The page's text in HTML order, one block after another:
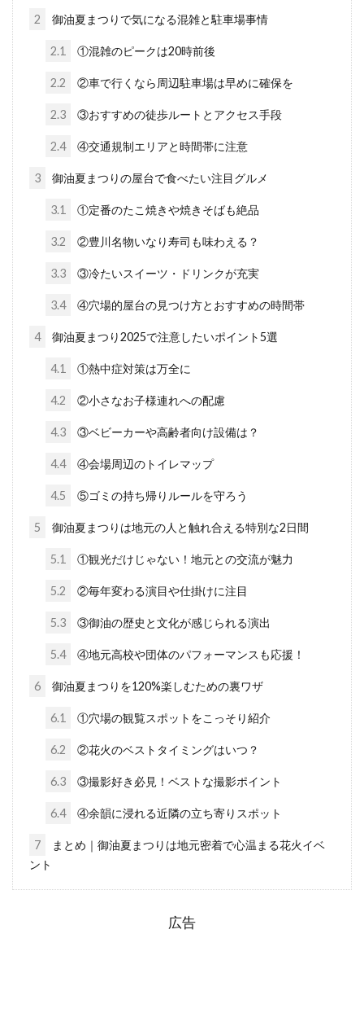
2 御油夏まつりで気になる混雑と駐車場事情
2.1 ①混雑のピークは20時前後
2.2 ②車で行くなら周辺駐車場は早めに確保を
2.3 ③おすすめの徒歩ルートとアクセス手段
2.4 ④交通規制エリアと時間帯に注意
3 御油夏まつりの屋台で食べたい注目グルメ
3.1 ①定番のたこ焼きや焼きそばも絶品
3.2 ②豊川名物いなり寿司も味わえる？
3.3 ③冷たいスイーツ・ドリンクが充実
3.4 ④穴場的屋台の見つけ方とおすすめの時間帯
4 御油夏まつり2025で注意したいポイント5選
4.1 ①熱中症対策は万全に
4.2 ②小さなお子様連れへの配慮
4.3 ③ベビーカーや高齢者向け設備は？
4.4 ④会場周辺のトイレマップ
4.5 ⑤ゴミの持ち帰りルールを守ろう
5 御油夏まつりは地元の人と触れ合える特別な2日間
5.1 ①観光だけじゃない！地元との交流が魅力
5.2 ②毎年変わる演目や仕掛けに注目
5.3 ③御油の歴史と文化が感じられる演出
5.4 ④地元高校や団体のパフォーマンスも応援！
6 御油夏まつりを120%楽しむための裏ワザ
6.1 ①穴場の観覧スポットをこっそり紹介
6.2 ②花火のベストタイミングはいつ？
6.3 ③撮影好き必見！ベストな撮影ポイント
6.4 ④余韻に浸れる近隣の立ち寄りスポット
7
まとめ｜御油夏まつりは地元密着で心温まる花火イベ
ント
広告